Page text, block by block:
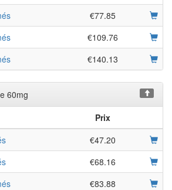
€77.85
€109.76
€140.13
60mg
Prix
€47.20
€68.16
€83.88